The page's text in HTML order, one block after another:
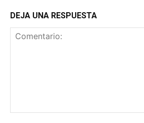
DEJA UNA RESPUESTA